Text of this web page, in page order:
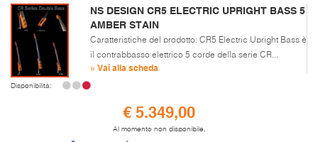
NS DESIGN CR5 ELECTRIC UPRIGHT BASS 5
AMBER STAIN
Caratteristiche del prodotto: CR5 Electric Upright Bass è
il contrabbasso elettrico 5 corde della serie CR...
» Vai alla scheda
Disponibilità:
€ 5.349,00
Al momento non disponibile.